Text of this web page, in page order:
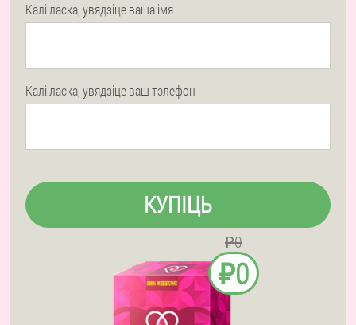
Калі ласка, увядзіце ваша імя
Калі ласка, увядзіце ваш тэлефон
КУПІЦЬ
₽0
₽0